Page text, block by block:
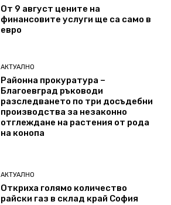
От 9 август цените на
финансовите услуги ще са само в
евро
АКТУАЛНО
Районна прокуратура –
Благоевград ръководи
разследването по три досъдебни
производства за незаконно
отглеждане на растения от рода
на конопа
АКТУАЛНО
Откриха голямо количество
райски газ в склад край София